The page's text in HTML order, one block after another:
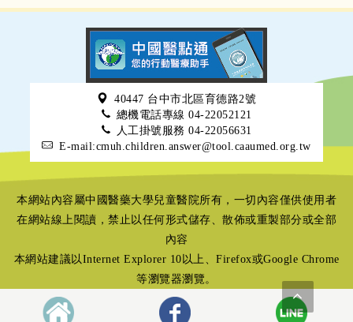
40447 台中市北區育德路2號
總機電話專線 04-22052121
人工掛號服務 04-22056631
E-mail:cmuh.children.answer@tool.caaumed.org.tw
本網站內容屬中國醫藥大學兒童醫院所有，一切內容僅供使用者
在網站線上閱讀，禁止以任何形式儲存、散佈或重製部分或全部
內容
本網站建議以Internet Explorer 10以上、Firefox或Google Chrome
等瀏覽器瀏覽。